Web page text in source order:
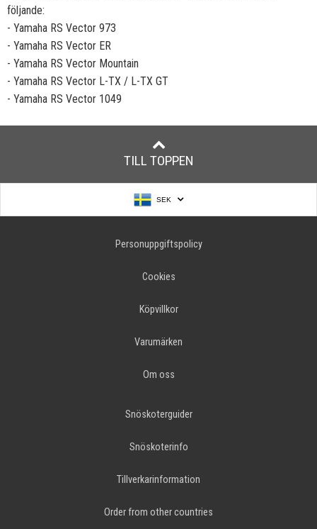
följande:
- Yamaha RS Vector 973
- Yamaha RS Vector ER
- Yamaha RS Vector Mountain
- Yamaha RS Vector L-TX / L-TX GT
- Yamaha RS Vector 1049
TILL TOPPEN
SEK
Personuppgiftspolicy
Cookies
Köpvillkor
Varumärken
Om oss
Snöskoterguider
Snöskoterinfo
Tillverkarinformation
Order from other countries